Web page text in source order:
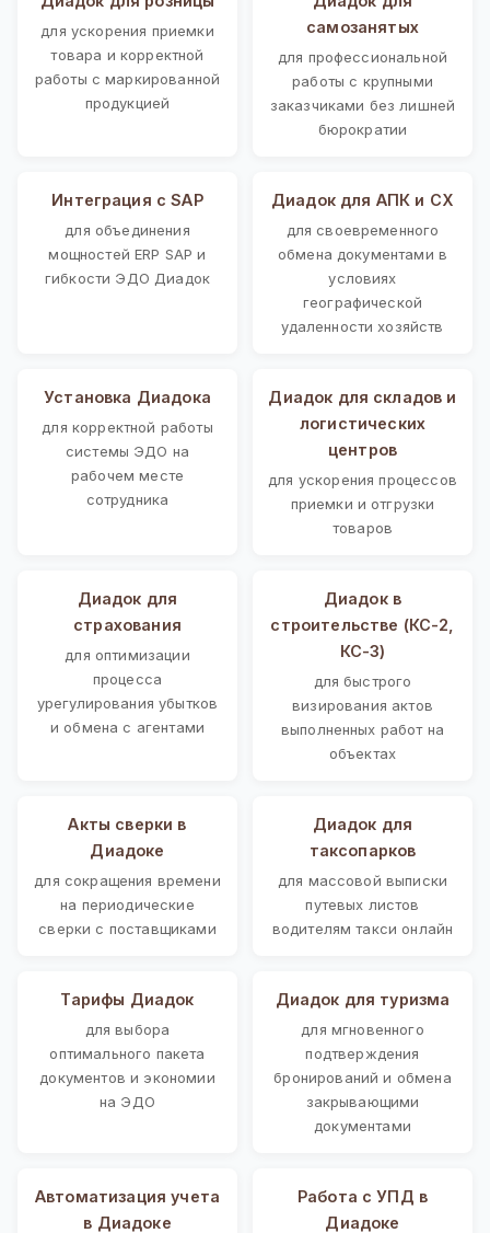
для ускорения приемки
товара и корректной
работы с маркированной
продукцией
самозанятых
для профессиональной
работы с крупными
заказчиками без лишней
бюрократии
Интеграция с SAP
для объединения
мощностей ERP SAP и
гибкости ЭДО Диадок
Диадок для АПК и СХ
для своевременного
обмена документами в
условиях
географической
удаленности хозяйств
Установка Диадока
для корректной работы
системы ЭДО на
рабочем месте
сотрудника
Диадок для складов и
логистических
центров
для ускорения процессов
приемки и отгрузки
товаров
Диадок для
страхования
для оптимизации
процесса
урегулирования убытков
и обмена с агентами
Диадок в
строительстве (КС-2,
КС-3)
для быстрого
визирования актов
выполненных работ на
объектах
Акты сверки в
Диадоке
для сокращения времени
на периодические
сверки с поставщиками
Диадок для
таксопарков
для массовой выписки
путевых листов
водителям такси онлайн
Тарифы Диадок
для выбора
оптимального пакета
документов и экономии
на ЭДО
Диадок для туризма
для мгновенного
подтверждения
бронирований и обмена
закрывающими
документами
Автоматизация учета
в Диадоке
Работа с УПД в
Диадоке